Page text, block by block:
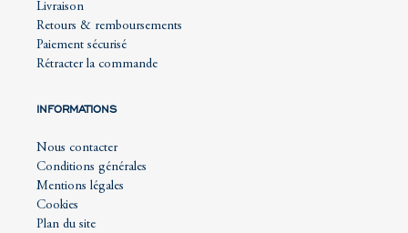
Livraison
Retours & remboursements
Paiement sécurisé
Rétracter la commande
INFORMATIONS
Nous contacter
Conditions générales
Mentions légales
Cookies
Plan du site